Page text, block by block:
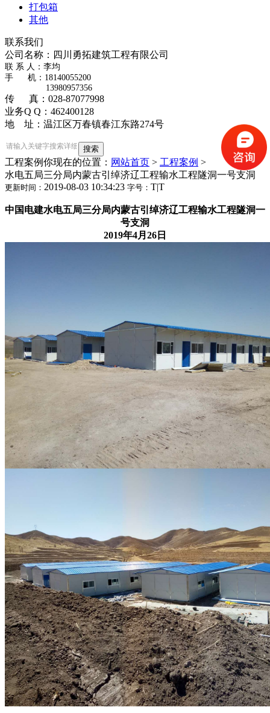
打包箱
其他
联系我们
公司名称：四川勇拓建筑工程有限公司
​联 系 人：李均
手 机：18140055200
13980957356
传 真：028-87077998
业务Q Q：462400128
地 址：温江区万春镇春江东路274号
工程案例你现在的位置： 网站首页 > 工程案例 >
水电五局三分局内蒙古引绰济辽工程输水工程隧洞一号支洞
更新时间： 2019-08-03 10:34:23 字号： T|T
中国电建水电五局三分局内蒙古引绰济辽工程输水工程隧洞一
号支洞
2019年4月26日